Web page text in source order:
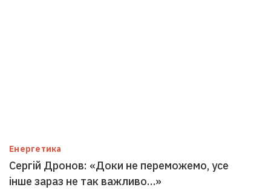
Енергетика
Сергій Дронов: «Доки не переможемо, усе
інше зараз не так важливо…»